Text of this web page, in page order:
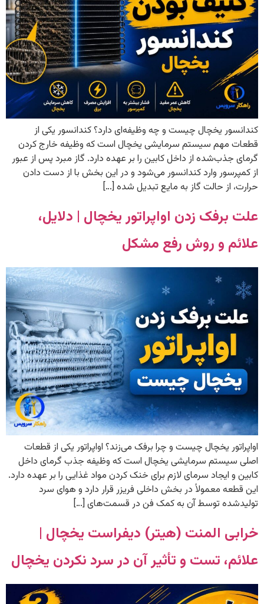
کندانسور یخچال چیست و چه وظیفه‌ای دارد؟ کندانسور یکی از
قطعات مهم سیستم سرمایشی یخچال است که وظیفه خارج کردن
گرمای جذب‌شده از داخل کابین را بر عهده دارد. گاز مبرد پس از عبور
از کمپرسور وارد کندانسور می‌شود و در این بخش با از دست دادن
حرارت، از حالت گاز به مایع تبدیل شده […]
علت برفک زدن اواپراتور یخچال | دلایل،
علائم و روش رفع مشکل
اواپراتور یخچال چیست و چرا برفک می‌زند؟ اواپراتور یکی از قطعات
اصلی سیستم سرمایشی یخچال است که وظیفه جذب گرمای داخل
کابین و ایجاد سرمای لازم برای خنک کردن مواد غذایی را بر عهده دارد.
این قطعه معمولاً در بخش داخلی فریزر قرار دارد و هوای سرد
تولیدشده توسط آن به کمک فن در قسمت‌های […]
خرابی المنت (هیتر) دیفراست یخچال |
علائم، تست و تأثیر آن در سرد نکردن یخچال